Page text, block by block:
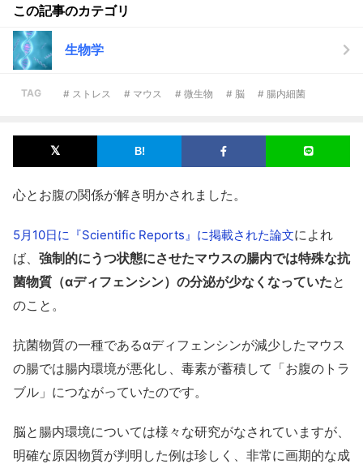
この記事のカテゴリ
生物学
TAG # ストレス # マウス # 微生物 # 脳 # 腸内細菌
心とお腹の関係が解き明かされました。
5月10日に『Scientific Reports』に掲載された論文によれ
ば、 強制的にうつ状態にさせたマウスの腸内では特殊な抗
菌物質（αディフェンシン）の分泌が少なくなっていたと
のこと。
抗菌物質の一種であるαディフェンシンが減少したマウス
の腸では腸内環境が悪化し、毒素が蓄積して「お腹のトラ
ブル」につながっていたのです。
脳と腸内環境については様々な研究がなされていますが、
明確な原因物質が判明した例は珍しく、非常に画期的な成